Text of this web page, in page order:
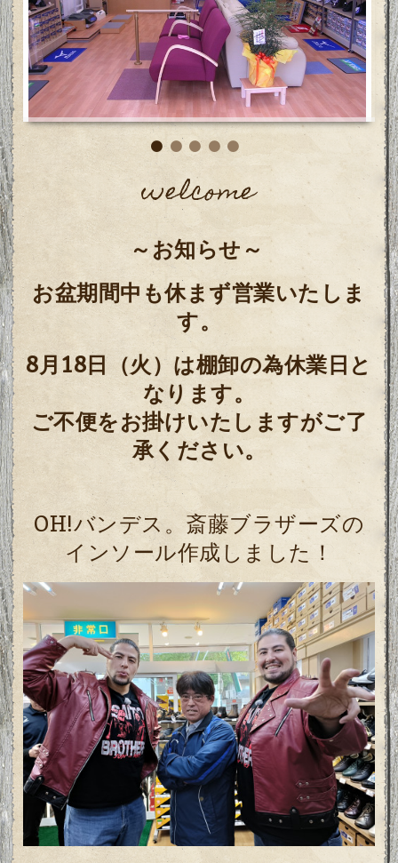
東口店店内風景
welcome
～お知らせ～
お盆期間中も休まず営業いたしま
す。
8月18日（火）は棚卸の為休業日と
なります。
ご不便をお掛けいたしますがご了
承ください。
OH!バンデス。斎藤ブラザーズの
インソール作成しました！